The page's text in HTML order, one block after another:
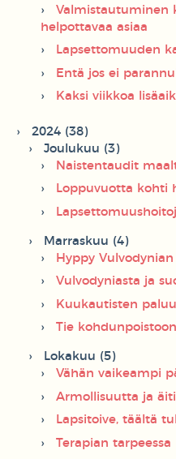
Valmistautuminen
helpottavaa asiaa
Lapsettomuuden
Entä jos ei
Kaksi viikkoa
2024 (38)
Joulukuu (3)
Naistentaudit
Loppuvuotta kohti
Marraskuu (4)
Hyppy
Vulvodyniasta ja
Kuukautisten paluu
Tie kohdunpoistoon
Lokakuu (5)
Vähän vaikeampi
Armollisuutta ja
Lapsitoive, täältä
Terapian tarpeessa